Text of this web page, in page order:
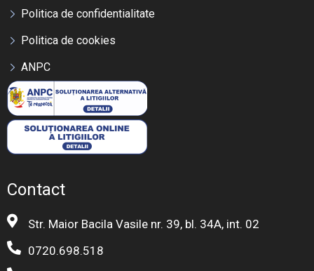
Politica de confidentialitate
Politica de cookies
ANPC
Contact
Str. Maior Bacila Vasile nr. 39, bl. 34A, int. 02
0720.698.518